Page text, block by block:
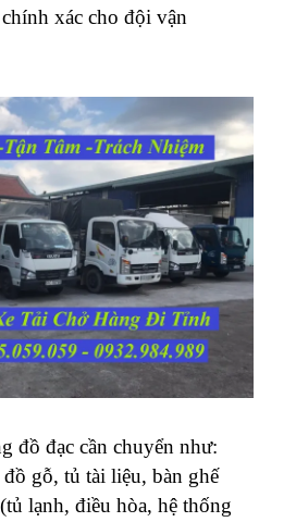
xác cho đội vận
đồ đạc cần chuyển như:
gỗ, tủ tài liệu, bàn ghế
lạnh, điều hòa, hệ thống